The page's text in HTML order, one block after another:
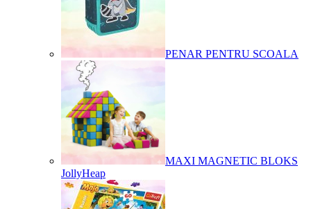
PENAR PENTRU SCOALA
MAXI MAGNETIC BLOKS
JollyHeap